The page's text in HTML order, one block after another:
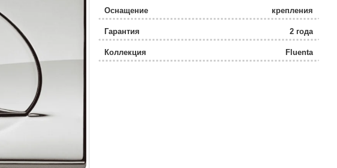
Оснащение крепления
Гарантия 2 года
Коллекция Fluenta